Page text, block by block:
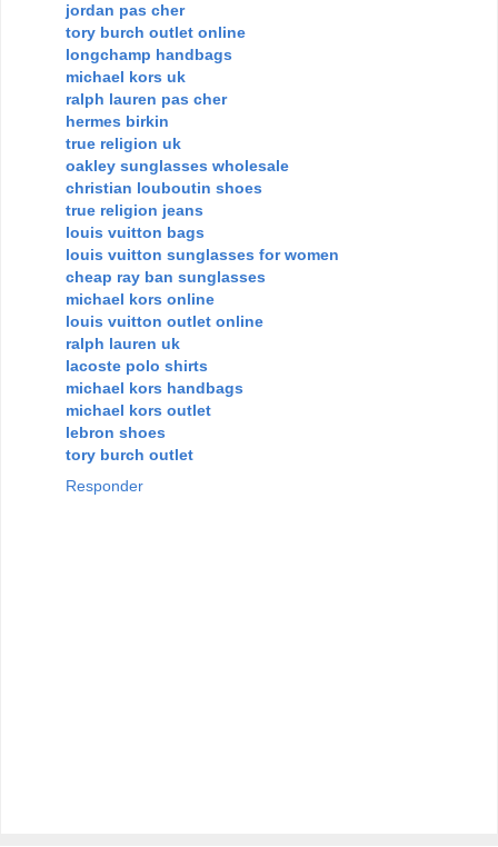
jordan pas cher
tory burch outlet online
longchamp handbags
michael kors uk
ralph lauren pas cher
hermes birkin
true religion uk
oakley sunglasses wholesale
christian louboutin shoes
true religion jeans
louis vuitton bags
louis vuitton sunglasses for women
cheap ray ban sunglasses
michael kors online
louis vuitton outlet online
ralph lauren uk
lacoste polo shirts
michael kors handbags
michael kors outlet
lebron shoes
tory burch outlet
Responder